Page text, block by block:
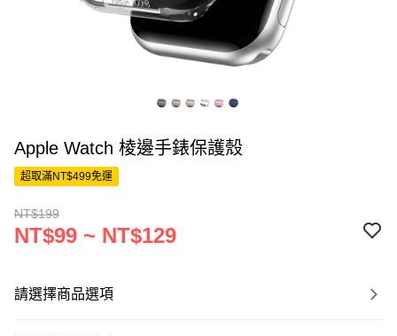
Apple Watch 棱邊手錶保護殼
超取滿NT$499免運
NT$199
NT$99 ~ NT$129
請選擇商品選項